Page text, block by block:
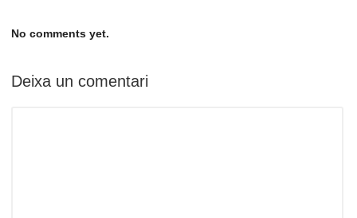
No comments yet.
Deixa un comentari